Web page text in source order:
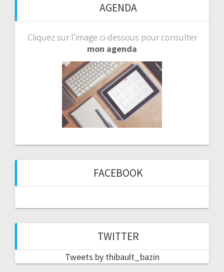
AGENDA
Cliquez sur l’image ci-dessous pour consulter
mon agenda
FACEBOOK
TWITTER
Tweets by thibault_bazin